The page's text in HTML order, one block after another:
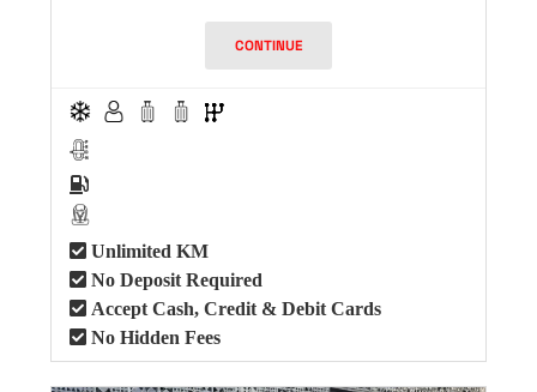
CONTINUE
Unlimited KM
No Deposit Required
Accept Cash, Credit & Debit Cards
No Hidden Fees